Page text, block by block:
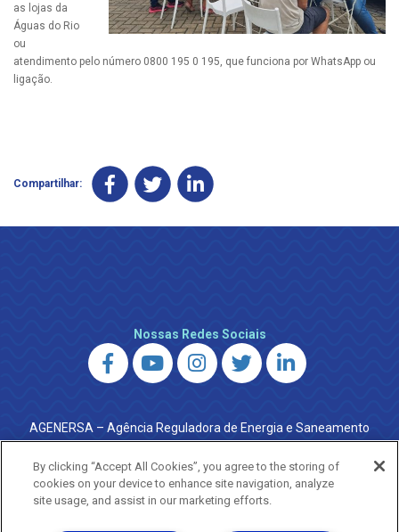
as lojas da
Águas do Rio
ou
atendimento pelo número 0800 195 0 195, que funciona por WhatsApp ou
ligação.
Compartilhar:
Nossas Redes Sociais
AGENERSA – Agência Reguladora de Energia e Saneamento
do Estado do Rio de Janeiro
0800 024 9040 · (21) 2332-6457 (WhatsApp) ·
ouvidoria@agenersa.rj.gov.br/ouvidoria.agenersa@gmail.com
·http://www.agenersa.rj.gov.br
By clicking “Accept All Cookies”, you agree to the storing of
cookies on your device to enhance site navigation, analyze
site usage, and assist in our marketing efforts.